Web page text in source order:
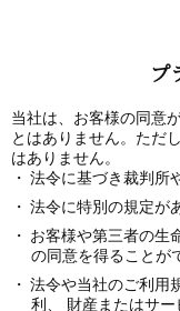
プ
当社は、お客様の同意
とはありません。ただ
はありません。
法令に基づき裁判所
法令に特別の規定が
お客様や第三者の生
の同意を得ることが
法令や当社のご利用
利、 財産またはサ